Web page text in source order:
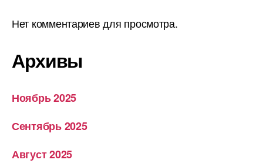
Нет комментариев для просмотра.
Архивы
Ноябрь 2025
Сентябрь 2025
Август 2025